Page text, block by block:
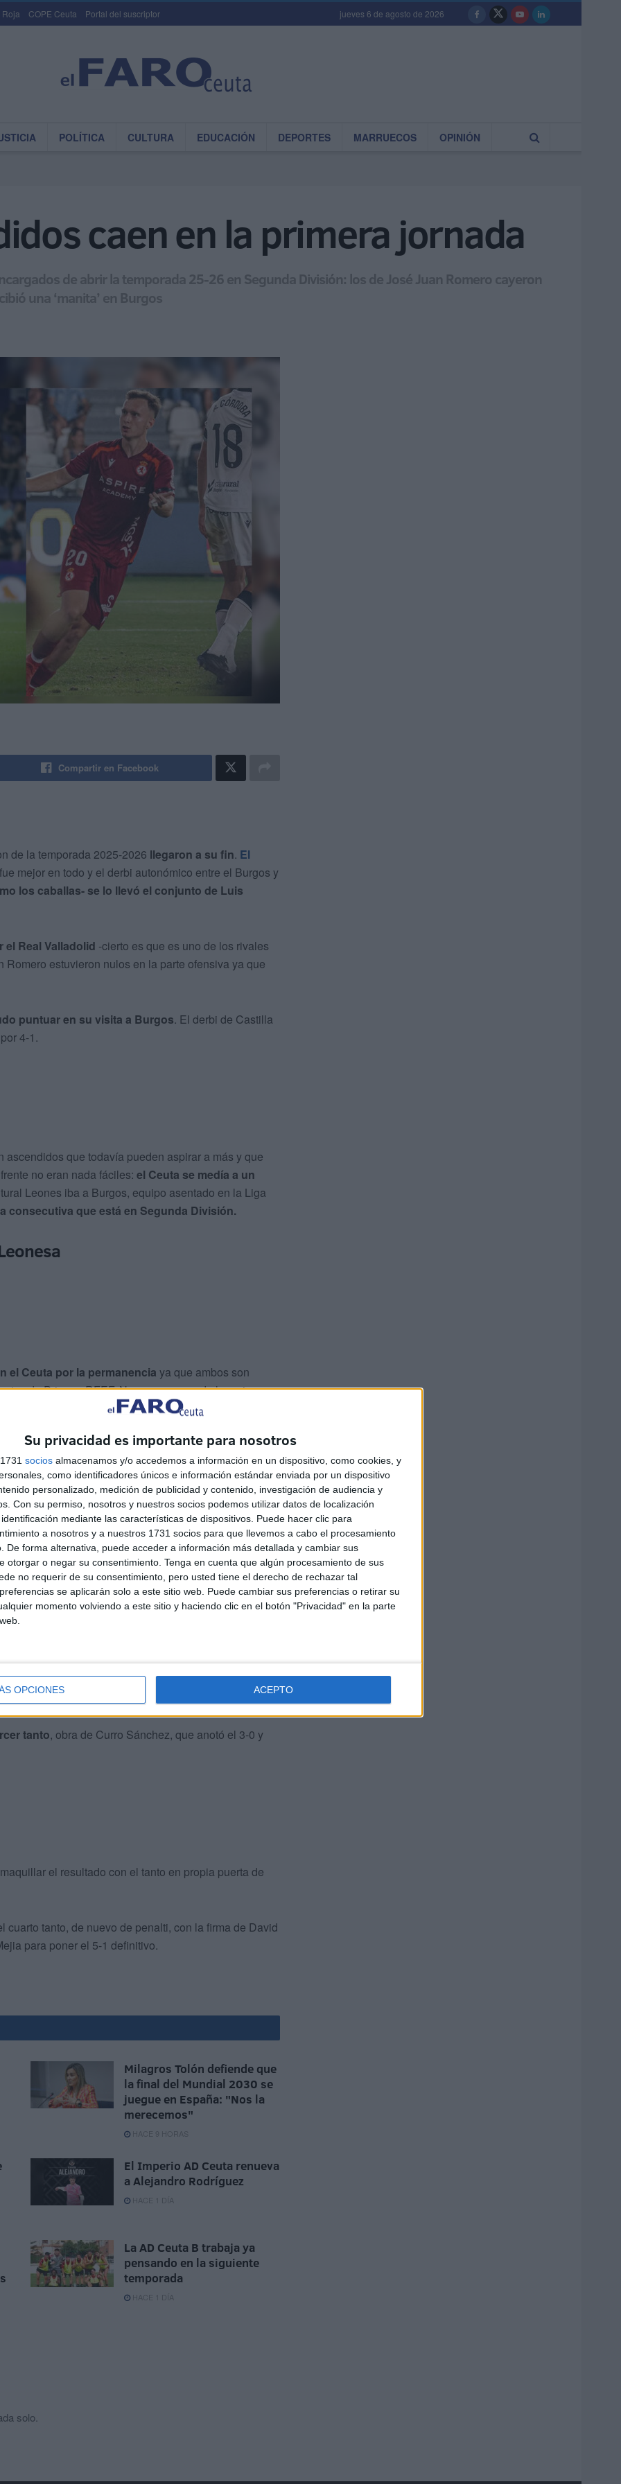
Su privacidad es importante para nosotros
socios almacenamos y/o accedemos a información en un dispositivo, como cookies, y
como identificadores únicos e información estándar enviada por un dispositivo
personalizado, medición de publicidad y contenido, investigación de audiencia y
Con su permiso, nosotros y nuestros socios podemos utilizar datos de localización
mediante las características de dispositivos. Puede hacer clic para
a nosotros y a nuestros 1731 socios para que llevemos a cabo el procesamiento
De forma alternativa, puede acceder a información más detallada y cambiar sus
otorgar o negar su consentimiento. Tenga en cuenta que algún procesamiento de sus
no requerir de su consentimiento, pero usted tiene el derecho de rechazar tal
se aplicarán solo a este sitio web. Puede cambiar sus preferencias o retirar su
momento volviendo a este sitio y haciendo clic en el botón "Privacidad" en la parte
OPCIONES ACEPTO
Roja COPE Ceuta Portal del suscriptor jueves 6 de agosto de 2026
POLÍTICA CULTURA EDUCACIÓN DEPORTES MARRUECOS OPINIÓN
caen en la primera jornada
de abrir la temporada 25-26 en Segunda División: los de José Juan Romero cayeron
una ‘manita’ en Burgos
Compartir en Facebook
de la temporada 2025-2026 llegaron a su fin. El
mejor en todo y el derbi autonómico entre el Burgos y
los caballas- se lo llevó el conjunto de Luis
Real Valladolid -cierto es que es uno de los rivales
estuvieron nulos en la parte ofensiva ya que
puntuar en su visita a Burgos. El derbi de Castilla
4-1.
que todavía pueden aspirar a más y que
no eran nada fáciles: el Ceuta se medía a un
Leones iba a Burgos, equipo asentado en la Liga
consecutiva que está en Segunda División.
el Ceuta por la permanencia ya que ambos son
de Primera RFEF. No comenzaron de la mejor
para un recién ascendido como la ‘Cultu’ se antojaba
truncar a las esperanzas de los leoneses en sacar algo
Diallo iba a determinar que el choque se
ya que en el minuto 1 de partido el guineano vio
pasaron ni quince minutos cuando Fer Niño ponía el
tanto, obra de Curro Sánchez, que anotó el 3-0 y
el resultado con el tanto en propia puerta de
cuarto tanto, de nuevo de penalti, con la firma de David
para poner el 5-1 definitivo.
Milagros Tolón defiende que
la final del Mundial 2030 se
juegue en España: "Nos la
merecemos"
HACE 9 HORAS
El Imperio AD Ceuta renueva
a Alejandro Rodríguez
HACE 1 DÍA
La AD Ceuta B trabaja ya
pensando en la siguiente
temporada
HACE 1 DÍA
solo.